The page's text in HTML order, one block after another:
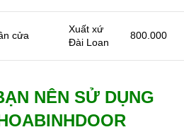
cửa
Xuất xứ
Đài Loan
800.000
NÊN SỬ DỤNG